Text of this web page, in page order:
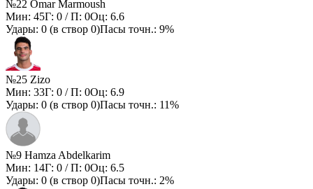
№22 Omar Marmoush
Мин: 45Г: 0 / П: 0Оц: 6.6
Удары: 0 (в створ 0)Пасы точн.: 9%
№25 Zizo
Мин: 33Г: 0 / П: 0Оц: 6.9
Удары: 0 (в створ 0)Пасы точн.: 11%
№9 Hamza Abdelkarim
Мин: 14Г: 0 / П: 0Оц: 6.5
Удары: 0 (в створ 0)Пасы точн.: 2%